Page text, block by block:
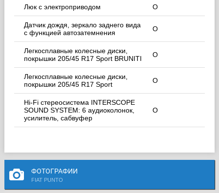
Люк с электроприводом O
Датчик дождя, зеркало заднего вида
с функцией автозатемнения
O
Легкосплавные колесные диски,
покрышки 205/45 R17 Sport BRUNITI
O
Легкосплавные колесные диски,
покрышки 205/45 R17 Sport
O
Hi-Fi стереосистема INTERSCOPE
SOUND SYSTEM: 6 аудиоколонок,
усилитель, сабвуфер
O
ФОТОГРАФИИ
FIAT PUNTO